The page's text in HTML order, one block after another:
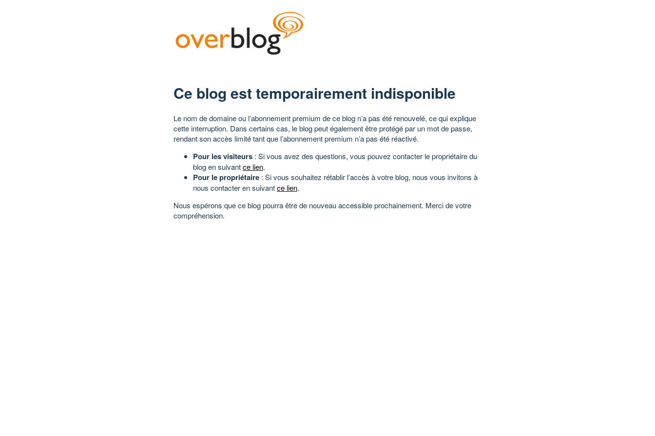
Ce blog est temporairement indisponible
Le nom de domaine ou l’abonnement premium de ce blog n’a pas été renouvelé, ce qui explique
cette interruption. Dans certains cas, le blog peut également être protégé par un mot de passe,
rendant son accès limité tant que l’abonnement premium n’a pas été réactivé.
Pour les visiteurs : Si vous avez des questions, vous pouvez contacter le propriétaire du
blog en suivantce lien.
Pour le propriétaire : Si vous souhaitez rétablir l’accès à votre blog, nous vous invitons à
nous contacter en suivantce lien.
Nous espérons que ce blog pourra être de nouveau accessible prochainement. Merci de votre
compréhension.